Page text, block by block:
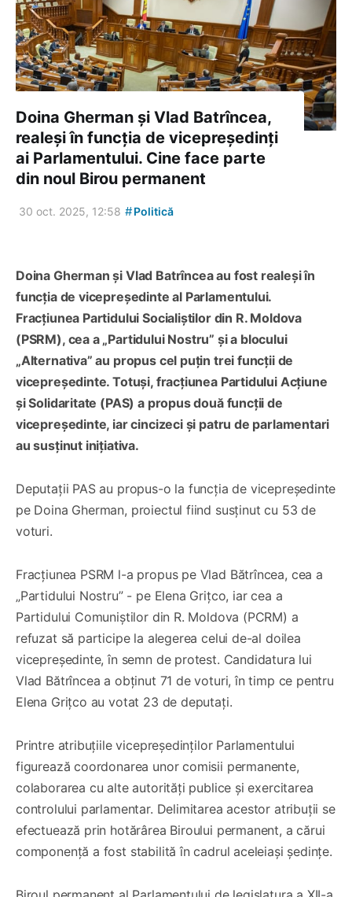
Doina Gherman și Vlad Batrîncea,
realeși în funcția de vicepreședinți
ai Parlamentului. Cine face parte
din noul Birou permanent
30 oct. 2025, 12:58 #Politică
Doina Gherman și Vlad Batrîncea au fost realeși în
funcția de vicepreședinte al Parlamentului.
Fracțiunea Partidului Socialiștilor din R. Moldova
(PSRM), cea a „Partidului Nostru” și a blocului
„Alternativa” au propus cel puțin trei funcții de
vicepreședinte. Totuși, fracțiunea Partidului Acțiune
și Solidaritate (PAS) a propus două funcții de
vicepreședinte, iar cincizeci și patru de parlamentari
au susținut inițiativa.
Deputații PAS au propus-o la funcția de vicepreședinte
pe Doina Gherman, proiectul fiind susținut cu 53 de
voturi.
Fracțiunea PSRM l-a propus pe Vlad Bătrîncea, cea a
„Partidului Nostru” - pe Elena Grițco, iar cea a
Partidului Comuniștilor din R. Moldova (PCRM) a
refuzat să participe la alegerea celui de-al doilea
vicepreședinte, în semn de protest. Candidatura lui
Vlad Bătrîncea a obținut 71 de voturi, în timp ce pentru
Elena Grițco au votat 23 de deputați.
Printre atribuțiile vicepreședinților Parlamentului
figurează coordonarea unor comisii permanente,
colaborarea cu alte autorități publice și exercitarea
controlului parlamentar. Delimitarea acestor atribuții se
efectuează prin hotărârea Biroului permanent, a cărui
componență a fost stabilită în cadrul aceleiași ședințe.